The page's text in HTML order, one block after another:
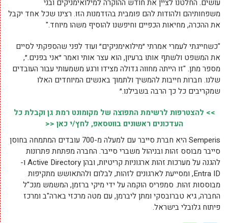
עושים. החלטנו לציין את חודש ההוקרה למילואימניקים ובני
משפחותיהם ולהודות להם פומבית בהזדמנות הזו. רצינו שכל אחד יקבל
את ההכרה, מחיאות הכפיים וחיפשנו להוסיף משהו מיוחד."
"כשחייגתי לעמרי אמרתי ״מילואימניקים״ ועוד לפני שהספקתי לסיים
את המשפט ולשתף אותו ברעיון, הוא עצר אותי ואמר ״אני בפנים.״,
מספר מתן. "זו הייתה מחווה גדולה מצידו ורגע משמעותי עבור העובדים
שלנו. חברות חייבות להמשיך ולתמוך באנשים המיוחדים האלו
שמקריבים כל כך הרבה בשבילנו.״
>> להצטרפות לרשימת התפוצה של מקומונט רמת גן וקבלת כל
העדכונים ראשונים בווטסאפ, לחץ/י כאן <<
Semperis היא חברת סייבר עם למעלה מ-700 עובדים המתמחה בחוסן
סייבר מבוסס זהות ובניהול משברי סייבר. החברה מפתחת פתרונות
להגנה על מערכות זהות ארגוניות קריטיות, ובהן Active Directory ו-
Entra ID, ומסייעת לארגונים לזהות, לבלום ולהתאושש מתקיפות
מבוססות זהות. סמפריס הוקמה על ידי מיקי ברזמן, המשמש מנכ"ל
החברה, גיא טברובסקי ומתן ליברמן, עם מטה מרכזי בארה"ב ומרכז
פיתוח גלובלי בישראל.